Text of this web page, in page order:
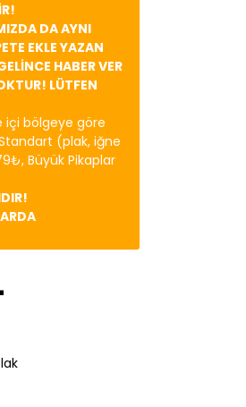
DA AYNI
EKLE YAZAN
HABER VER
LÜTFEN
içi bölgeye göre
(plak, iğne
Büyük Pikaplar